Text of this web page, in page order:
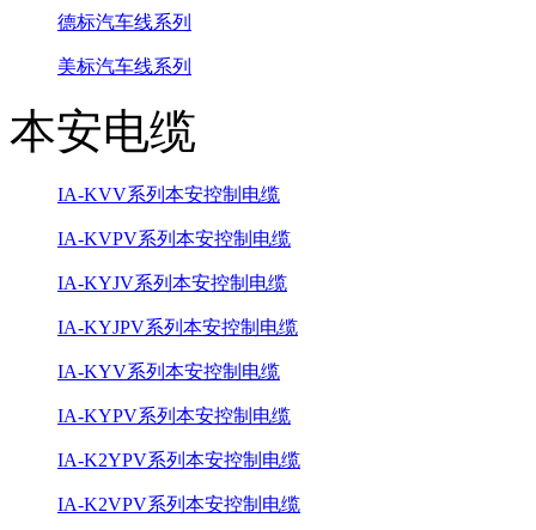
德标汽车线系列
美标汽车线系列
本安电缆
IA-KVV系列本安控制电缆
IA-KVPV系列本安控制电缆
IA-KYJV系列本安控制电缆
IA-KYJPV系列本安控制电缆
IA-KYV系列本安控制电缆
IA-KYPV系列本安控制电缆
IA-K2YPV系列本安控制电缆
IA-K2VPV系列本安控制电缆